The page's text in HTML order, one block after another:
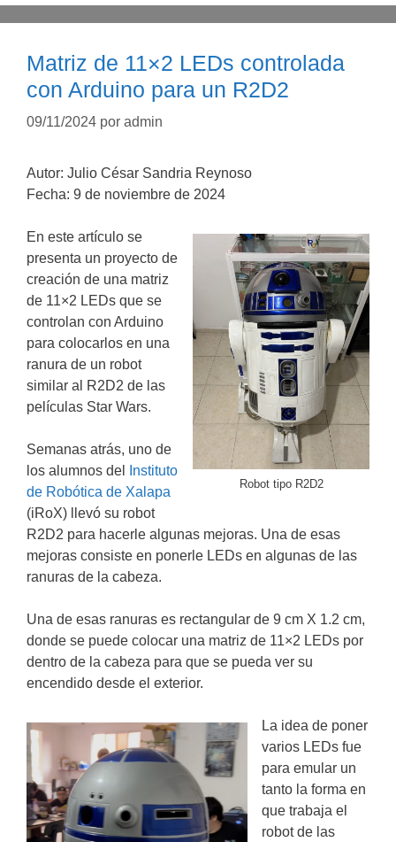
Matriz de 11×2 LEDs controlada
con Arduino para un R2D2
09/11/2024 por admin
Autor: Julio César Sandria Reynoso
Fecha: 9 de noviembre de 2024
Robot tipo R2D2
En este artículo se
presenta un proyecto de
creación de una matriz
de 11×2 LEDs que se
controlan con Arduino
para colocarlos en una
ranura de un robot
similar al R2D2 de las
películas Star Wars.
Semanas atrás, uno de
los alumnos del
Instituto
de Robótica de Xalapa
(iRoX) llevó su robot
R2D2 para hacerle algunas mejoras. Una de esas
mejoras consiste en ponerle LEDs en algunas de las
ranuras de la cabeza.
Una de esas ranuras es rectangular de 9 cm X 1.2 cm,
donde se puede colocar una matriz de 11×2 LEDs por
dentro de la cabeza para que se pueda ver su
encendido desde el exterior.
La idea de poner
varios LEDs fue
para emular un
tanto la forma en
que trabaja el
robot de las